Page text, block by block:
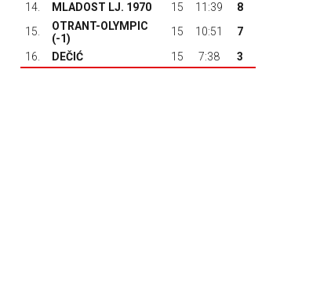
14.
MLADOST LJ. 1970 15 11:39
8
15.
OTRANT-OLYMPIC
(-1)
15 10:51
7
16.
DEČIĆ 15 7:38 3